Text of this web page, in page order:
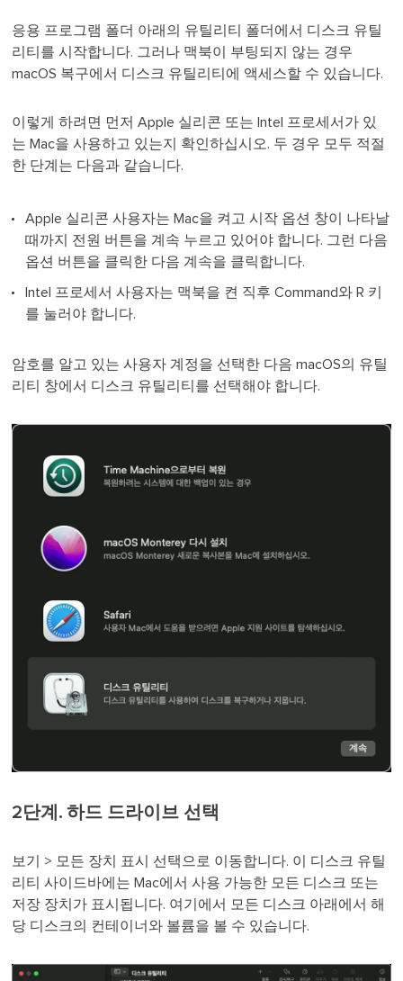
응용 프로그램 폴더 아래의 유틸리티 폴더에서 디스크 유틸
리티를 시작합니다. 그러나 맥북이 부팅되지 않는 경우
macOS 복구에서 디스크 유틸리티에 액세스할 수 있습니다.
이렇게 하려면 먼저 Apple 실리콘 또는 Intel 프로세서가 있
는 Mac을 사용하고 있는지 확인하십시오. 두 경우 모두 적절
한 단계는 다음과 같습니다.
Apple 실리콘 사용자는 Mac을 켜고 시작 옵션 창이 나타날
때까지 전원 버튼을 계속 누르고 있어야 합니다. 그런 다음
옵션 버튼을 클릭한 다음 계속을 클릭합니다.
Intel 프로세서 사용자는 맥북을 켠 직후 Command와 R 키
를 눌러야 합니다.
암호를 알고 있는 사용자 계정을 선택한 다음 macOS의 유틸
리티 창에서 디스크 유틸리티를 선택해야 합니다.
2단계. 하드 드라이브 선택
보기 > 모든 장치 표시 선택으로 이동합니다. 이 디스크 유틸
리티 사이드바에는 Mac에서 사용 가능한 모든 디스크 또는
저장 장치가 표시됩니다. 여기에서 모든 디스크 아래에서 해
당 디스크의 컨테이너와 볼륨을 볼 수 있습니다.